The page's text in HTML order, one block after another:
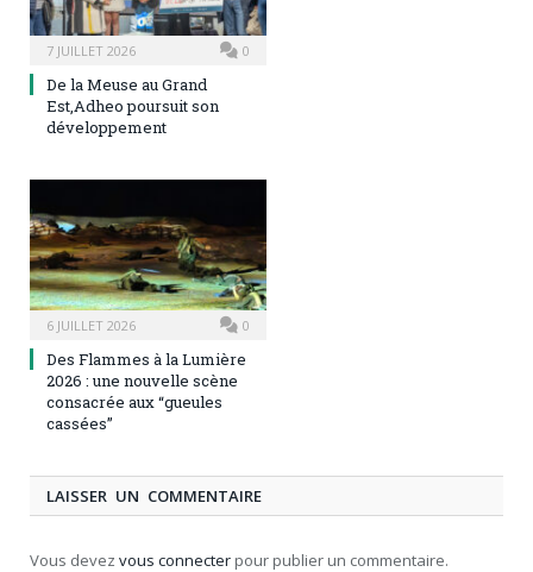
7 JUILLET 2026 0
De la Meuse au Grand
Est,Adheo poursuit son
développement
6 JUILLET 2026 0
Des Flammes à la Lumière
2026 : une nouvelle scène
consacrée aux “gueules
cassées”
LAISSER UN COMMENTAIRE
Vous devez vous connecter pour publier un commentaire.